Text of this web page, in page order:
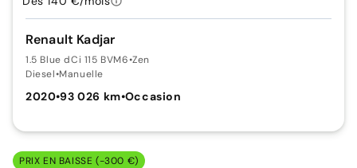
Renault Kadjar
1.5 Blue dCi 115 BVM6•Zen
Diesel•Manuelle
2020•93 026 km•Occasion
PRIX EN BAISSE (-300 €)